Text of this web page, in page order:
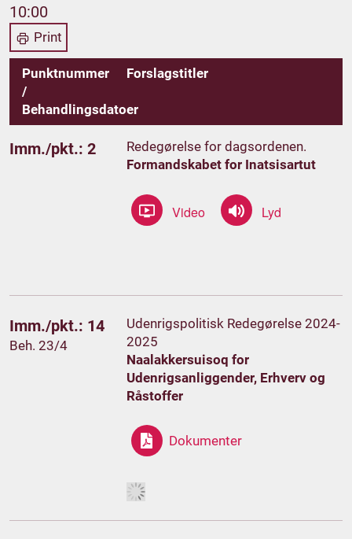
10:00
Print
Punktnummer
/
Behandlingsdatoer
Forslagstitler
Imm./pkt.: 2
Redegørelse for dagsordenen.
Formandskabet for Inatsisartut
Imm./pkt.: 14
Beh. 23/4
Udenrigspolitisk Redegørelse 2024-
2025
Naalakkersuisoq for
Udenrigsanliggender, Erhverv og
Råstoffer
Dokumenter